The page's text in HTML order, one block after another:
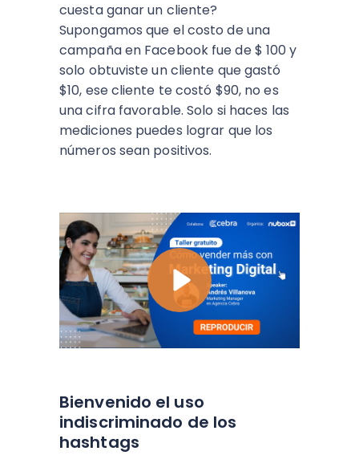
cuesta ganar un cliente?
Supongamos que el costo de una
campaña en Facebook fue de $ 100 y
solo obtuviste un cliente que gastó
$10, ese cliente te costó $90, no es
una cifra favorable. Solo si haces las
mediciones puedes lograr que los
números sean positivos.
Bienvenido el uso
indiscriminado de los
hashtags